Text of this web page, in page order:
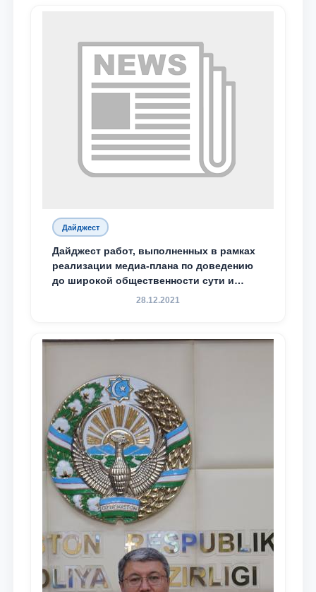
Дайджест
Дайджест работ, выполненных в рамках
реализации медиа-плана по доведению
до широкой общественности сути и
содержания задач, определённых в
Мажлису и народу Узбекистана
28.12.2021